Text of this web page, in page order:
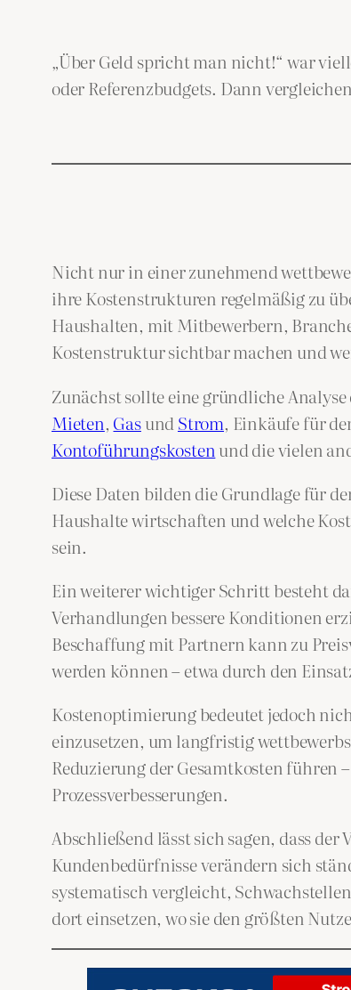
„Über Geld spricht man nicht!“ war
oder Referenzbudgets. Dann
Nicht nur in einer zunehmend
ihre Kostenstrukturen regelmäßig zu
Haushalten, mit Mitbewerbern,
Kostenstruktur sichtbar machen und
Zunächst sollte eine gründliche
Mieten, Gasund Strom, Einkäufe für
Kontoführungskosten und die vielen
Diese Daten bilden die Grundlage für
Haushalte wirtschaften und welche
sein.
Ein weiterer wichtiger Schritt besteht
Verhandlungen bessere Konditionen
Beschaffung mit Partnern kann zu
werden können – etwa durch den
Kostenoptimierung bedeutet jedoch
einzusetzen, um langfristig
Reduzierung der Gesamtkosten führen
Prozessverbesserungen.
Abschließend lässt sich sagen, dass
Kundenbedürfnisse verändern sich
systematisch vergleicht,
dort einsetzen, wo sie den größten